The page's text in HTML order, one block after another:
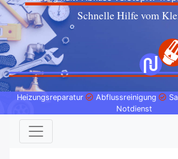
Schnelle Hilfe vom
Heizungsreparatur Abflussreinigung
Notdienst